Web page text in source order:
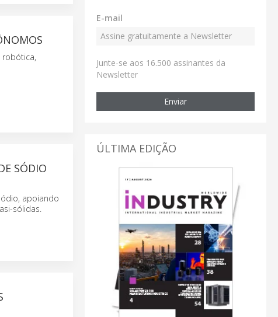
robótica,
SÓDIO
apoiando
sólidas.
E-mail
Junte-se aos 16.500 assinantes da
Newsletter
Enviar
ÚLTIMA EDIÇÃO